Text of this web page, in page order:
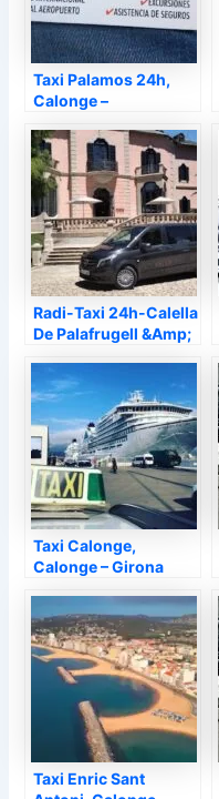
Taxi Palamos 24h,
Calonge –
Radi-Taxi 24h-Calella
De Palafrugell &Amp;
Taxi Calonge,
Calonge – Girona
Taxi Enric Sant